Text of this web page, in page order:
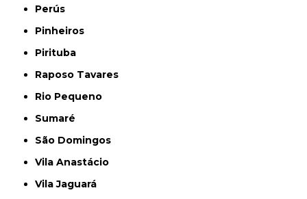
Perús
Pinheiros
Pirituba
Raposo Tavares
Rio Pequeno
Sumaré
São Domingos
Vila Anastácio
Vila Jaguará